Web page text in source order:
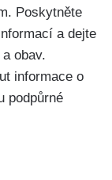
Poskytněte
a dejte
obav.
informace o
podpůrné